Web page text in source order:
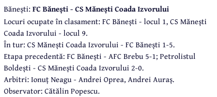
Bănești: FC Bănești - CS Mănești Coada Izvorului
Locuri ocupate în clasament: FC Bănești - locul 1, CS Mănești
Coada Izvorului - locul 9.
În tur: CS Mănești Coada Izvorului - FC Bănești 1-5.
Etapa precedentă: FC Bănești - AFC Brebu 5-1; Petrolistul
Boldești - CS Mănești Coada Izvorului 2-0.
Arbitri: Ionuț Neagu - Andrei Oprea, Andrei Auraș.
Observator: Cătălin Popescu.